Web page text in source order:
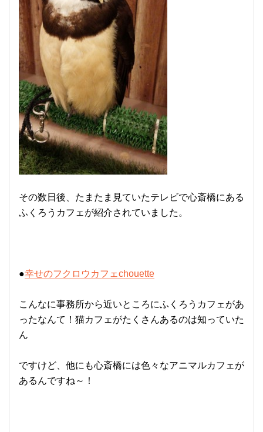
その数日後、たまたま見ていたテレビで心斎橋にある
ふくろうカフェが紹介されていました。
●幸せのフクロウカフェchouette
こんなに事務所から近いところにふくろうカフェがあ
ったなんて！猫カフェがたくさんあるのは知っていた
ん
ですけど、他にも心斎橋には色々なアニマルカフェが
あるんですね～！